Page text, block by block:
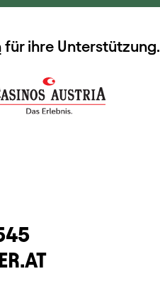
für ihre Unterstützung.